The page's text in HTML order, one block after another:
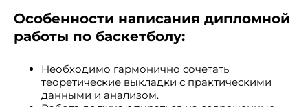
Особенности написания дипломной
работы по баскетболу:
Необходимо гармонично сочетать
теоретические выкладки с практическими
данными и анализом.